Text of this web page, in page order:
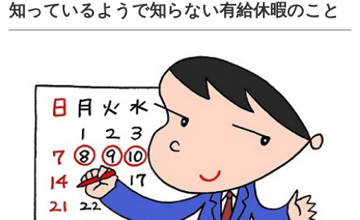
知っているようで知らない有給休暇のこと